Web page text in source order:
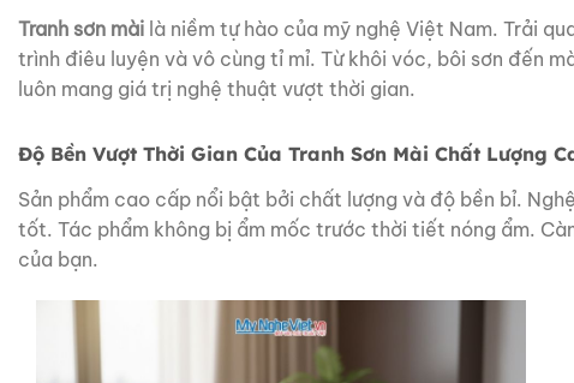
Tranh sơn mài là niềm tự hào của mỹ nghệ Việt Nam. Trải
trình điêu luyện và vô cùng tỉ mỉ. Từ khôi vóc, bôi sơn đến
luôn mang giá trị nghệ thuật vượt thời gian.
Độ Bền Vượt Thời Gian Của Tranh Sơn Mài Chất Lượng
Sản phẩm cao cấp nổi bật bởi chất lượng và độ bền bỉ.
tốt. Tác phẩm không bị ẩm mốc trước thời tiết nóng ẩm.
của bạn.